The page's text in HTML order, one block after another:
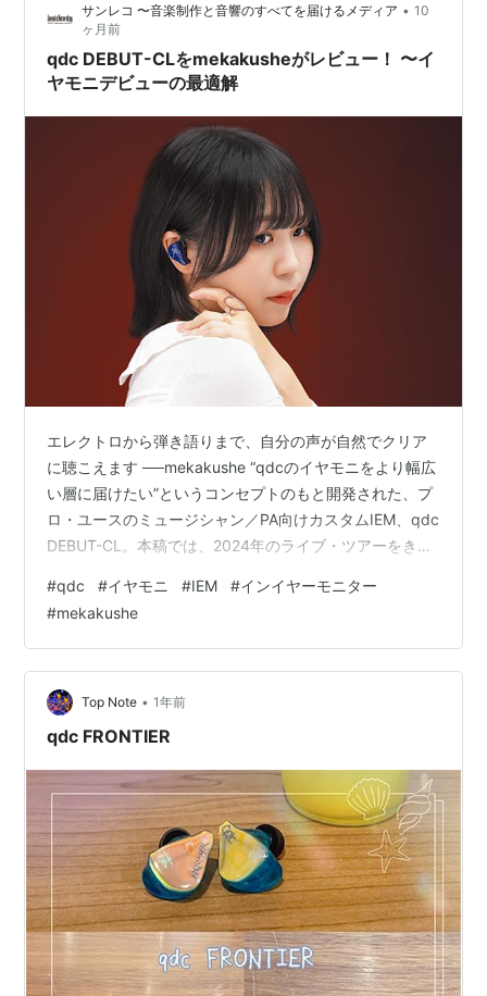
ェースプレートには、半透過とミラ…
サンレコ 〜音楽制作と音響のすべてを届けるメディア • 10
ヶ月前
qdc DEBUT-CLをmekakusheがレビュー！ 〜イ
ヤモニデビューの最適解
エレクトロから弾き語りまで、自分の声が自然でクリア
に聴こえます ──mekakushe “qdcのイヤモニをより幅広
い層に届けたい”というコンセプトのもと開発された、プ
ロ・ユースのミュージシャン／PA向けカスタムIEM、qdc
DEBUT-CL。本稿では、2024年のライブ・ツアーをきっ
mekakusheにDEBUT-CLを試していただき、その実力を
検証していく。 Photo：Takashi Yashima qdc DEBUT-
CL 55,000円 ※価格は本体価格。耳型採取代別 今回
mekakusheが作成したqdc DEBUT-CL。シェル、フェ…
#qdc #イヤモニ #IEM #インイヤーモニター
#mekakushe
Top Note • 1年前
qdc FRONTIER